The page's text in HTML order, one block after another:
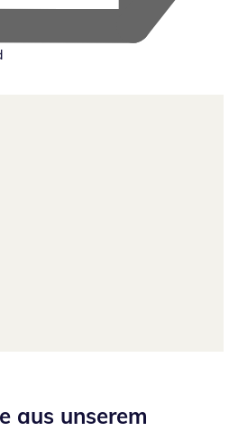
aus unserem